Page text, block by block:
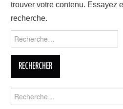
OUTTA10
CONTACT
LINKS
trouver votre contenu. Essayez
recherche.